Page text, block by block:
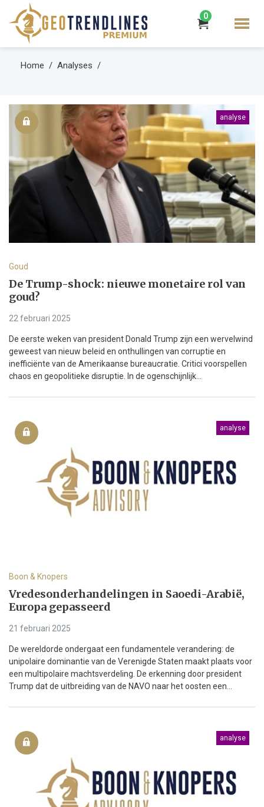
0
Home Analyses
analyse
Goud
De Trump-shock: nieuwe monetaire rol van
goud?
22 februari 2025
De eerste weken van president Donald Trump zijn een wervelwind
geweest van nieuw beleid en onthullingen van corruptie en
inefficiënte van de Amerikaanse bureaucratie. Critici voorspellen
chaos en geopolitieke disruptie. In de ogenschijnlijk...
analyse
Boon & Knopers
Vredesonderhandelingen in Saoedi-Arabië,
Europa gepasseerd
21 februari 2025
De wereldorde ondergaat een fundamentele verandering: de
unipolaire dominantie van de Verenigde Staten maakt plaats voor
een multipolaire machtsverdeling. De erkenning door president
Trump dat de uitbreiding van de NAVO naar het oosten een...
analyse